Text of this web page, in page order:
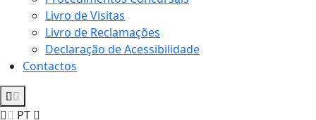
Livro de Visitas
Livro de Reclamações
Declaração de Acessibilidade
Contactos
PT